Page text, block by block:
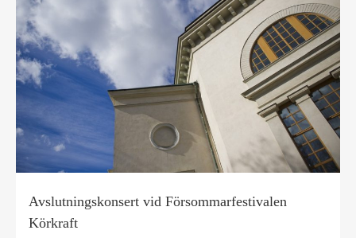
Avslutningskonsert vid Försommarfestivalen
Körkraft